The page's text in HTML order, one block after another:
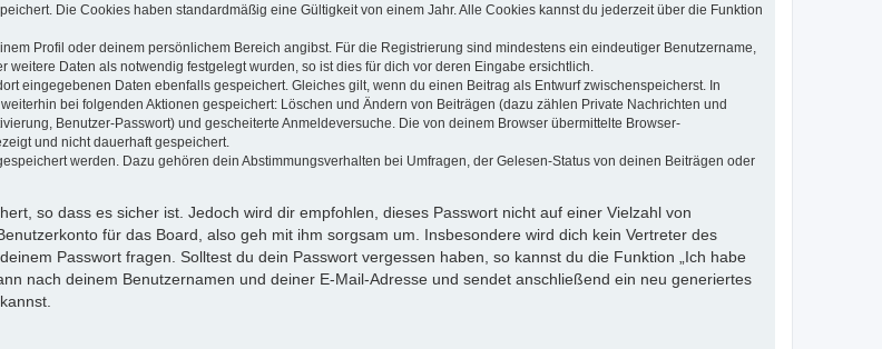
Die Cookies haben standardmäßig eine Gültigkeit von einem Jahr. Alle Cookies kannst du jederzeit über die Funktion
Profil oder deinem persönlichem Bereich angibst. Für die Registrierung sind mindestens ein eindeutiger Benutzername,
Daten als notwendig festgelegt wurden, so ist dies für dich vor deren Eingabe ersichtlich.
eingegebenen Daten ebenfalls gespeichert. Gleiches gilt, wenn du einen Beitrag als Entwurf zwischenspeicherst. In
bei folgenden Aktionen gespeichert: Löschen und Ändern von Beiträgen (dazu zählen Private Nachrichten und
Benutzer-Passwort) und gescheiterte Anmeldeversuche. Die von deinem Browser übermittelte Browser-
und nicht dauerhaft gespeichert.
werden. Dazu gehören dein Abstimmungsverhalten bei Umfragen, der Gelesen-Status von deinen Beiträgen oder
so dass es sicher ist. Jedoch wird dir empfohlen, dieses Passwort nicht auf einer Vielzahl von
für das Board, also geh mit ihm sorgsam um. Insbesondere wird dich kein Vertreter des
Passwort fragen. Solltest du dein Passwort vergessen haben, so kannst du die Funktion „Ich habe
nach deinem Benutzernamen und deiner E-Mail-Adresse und sendet anschließend ein neu generiertes